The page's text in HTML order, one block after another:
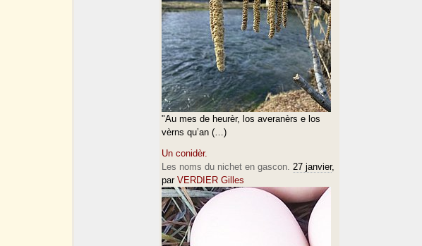
"Au mes de heurèr, los averanèrs e los
vèrns qu’an (…)
Un conidèr.
Les noms du nichet en gascon. 27 janvier,
par VERDIER Gilles